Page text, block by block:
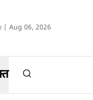
| Aug 06, 2026